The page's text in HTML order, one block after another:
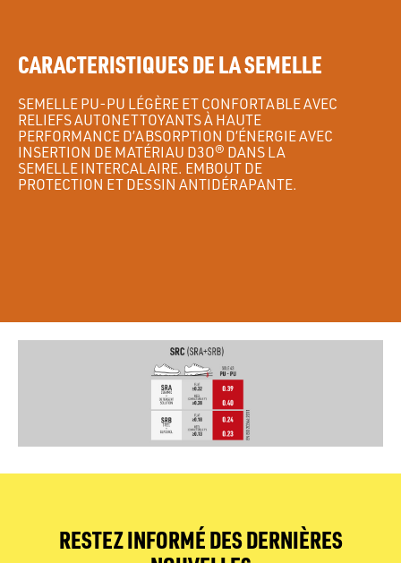
CARACTERISTIQUES DE LA SEMELLE
SEMELLE PU-PU LÉGÈRE ET CONFORTABLE AVEC
RELIEFS AUTONETTOYANTS À HAUTE
PERFORMANCE D’ABSORPTION D’ÉNERGIE AVEC
INSERTION DE MATÉRIAU D3O® DANS LA
SEMELLE INTERCALAIRE. EMBOUT DE
PROTECTION ET DESSIN ANTIDÉRAPANTE.
RESTEZ INFORMÉ DES DERNIÈRES